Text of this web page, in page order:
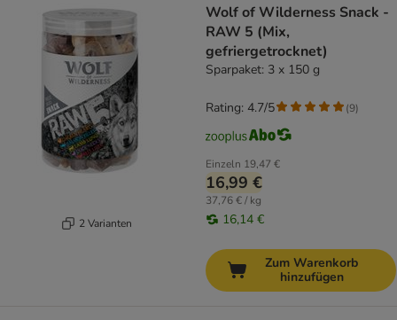
2 Varianten
Wolf of Wilderness Snack -
RAW 5 (Mix,
gefriergetrocknet)
Sparpaket: 3 x 150 g
Einzeln 19,47 €
16,99 €
37,76 € / kg
16,14 €
Rating: 4.7/5 (9)
Zum Warenkorb
hinzufügen